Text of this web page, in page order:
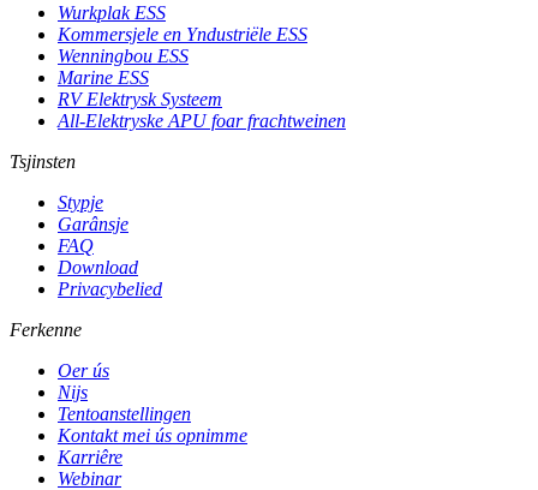
Wurkplak ESS
Kommersjele en Yndustriële ESS
Wenningbou ESS
Marine ESS
RV Elektrysk Systeem
All-Elektryske APU foar frachtweinen
Tsjinsten
Stypje
Garânsje
FAQ
Download
Privacybelied
Ferkenne
Oer ús
Nijs
Tentoanstellingen
Kontakt mei ús opnimme
Karriêre
Webinar